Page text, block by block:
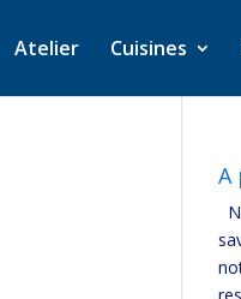
Atelier Cuisines
A